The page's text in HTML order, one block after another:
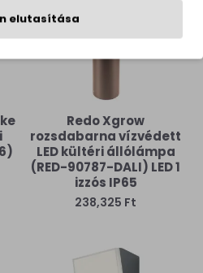
Redo Xgrow
rozsdabarna vízvédett
LED kültéri állólámpa
(RED-90787-DALI) LED 1
izzós IP65
238,325 Ft
elutasítása